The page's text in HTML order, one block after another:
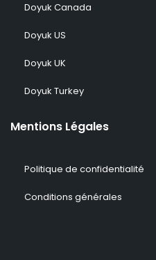
Doyuk Canada
Doyuk US
Doyuk UK
Doyuk Turkey
Mentions Légales
Politique de confidentialité
Conditions générales